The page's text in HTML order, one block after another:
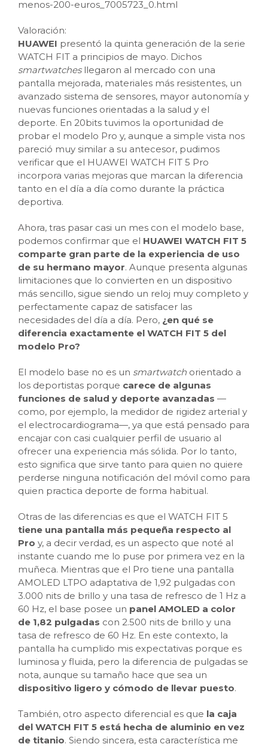
menos-200-euros_7005723_0.html
Valoración:
HUAWEI presentó la quinta generación de la serie
WATCH FIT a principios de mayo. Dichos
smartwatches llegaron al mercado con una
pantalla mejorada, materiales más resistentes, un
avanzado sistema de sensores, mayor autonomía y
nuevas funciones orientadas a la salud y el
deporte. En 20bits tuvimos la oportunidad de
probar el modelo Pro y, aunque a simple vista nos
pareció muy similar a su antecesor, pudimos
verificar que el HUAWEI WATCH FIT 5 Pro
incorpora varias mejoras que marcan la diferencia
tanto en el día a día como durante la práctica
deportiva.
Ahora, tras pasar casi un mes con el modelo base,
podemos confirmar que el HUAWEI WATCH FIT 5
comparte gran parte de la experiencia de uso
de su hermano mayor. Aunque presenta algunas
limitaciones que lo convierten en un dispositivo
más sencillo, sigue siendo un reloj muy completo y
perfectamente capaz de satisfacer las
necesidades del día a día. Pero, ¿en qué se
diferencia exactamente el WATCH FIT 5 del
modelo Pro?
El modelo base no es un smartwatch orientado a
los deportistas porque carece de algunas
funciones de salud y deporte avanzadas —
como, por ejemplo, la medidor de rigidez arterial y
el electrocardiograma—, ya que está pensado para
encajar con casi cualquier perfil de usuario al
ofrecer una experiencia más sólida. Por lo tanto,
esto significa que sirve tanto para quien no quiere
perderse ninguna notificación del móvil como para
quien practica deporte de forma habitual.
Otras de las diferencias es que el WATCH FIT 5
tiene una pantalla más pequeña respecto al
Pro y, a decir verdad, es un aspecto que noté al
instante cuando me lo puse por primera vez en la
muñeca. Mientras que el Pro tiene una pantalla
AMOLED LTPO adaptativa de 1,92 pulgadas con
3.000 nits de brillo y una tasa de refresco de 1 Hz a
60 Hz, el base posee un panel AMOLED a color
de 1,82 pulgadas con 2.500 nits de brillo y una
tasa de refresco de 60 Hz. En este contexto, la
pantalla ha cumplido mis expectativas porque es
luminosa y fluida, pero la diferencia de pulgadas se
nota, aunque su tamaño hace que sea un
dispositivo ligero y cómodo de llevar puesto.
También, otro aspecto diferencial es que la caja
del WATCH FIT 5 está hecha de aluminio en vez
de titanio. Siendo sincera, esta característica me